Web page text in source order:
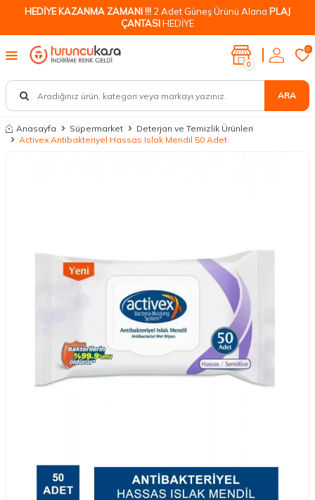
HEDİYE KAZANMA ZAMANI !!! 2 Adet Güneş Ürünü Alana PLAJ
ÇANTASIHEDİYE
ARA
0
0
Anasayfa Süpermarket
Deterjan ve Temizlik Ürünleri
Activex Antibakteriyel Hassas Islak Mendil 50 Adet